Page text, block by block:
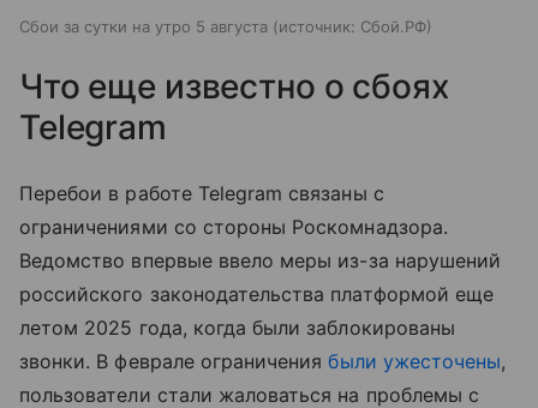
Сбои за сутки на утро 5 августа источник: Сбой.РФ
Что еще известно о сбоях
Telegram
Перебои в работе Telegram связаны с
ограничениями со стороны Роскомнадзора.
Ведомство впервые ввело меры из-за нарушений
российского законодательства платформой еще
летом 2025 года, когда были заблокированы
звонки. В феврале ограничениябыли ужесточены,
пользователи стали жаловаться на проблемы с